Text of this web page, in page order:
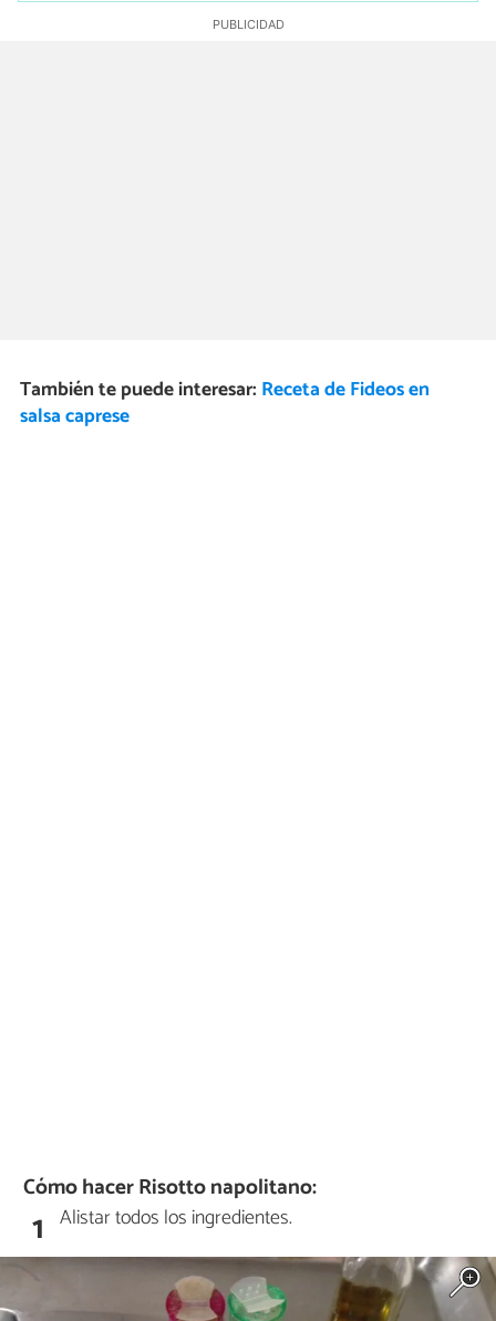
También te puede interesar: Receta de Fideos en
salsa caprese
Cómo hacer Risotto napolitano:
1 Alistar todos los ingredientes.